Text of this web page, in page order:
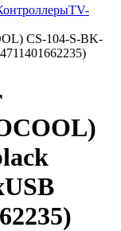
TV-
CS-104-S-BK-